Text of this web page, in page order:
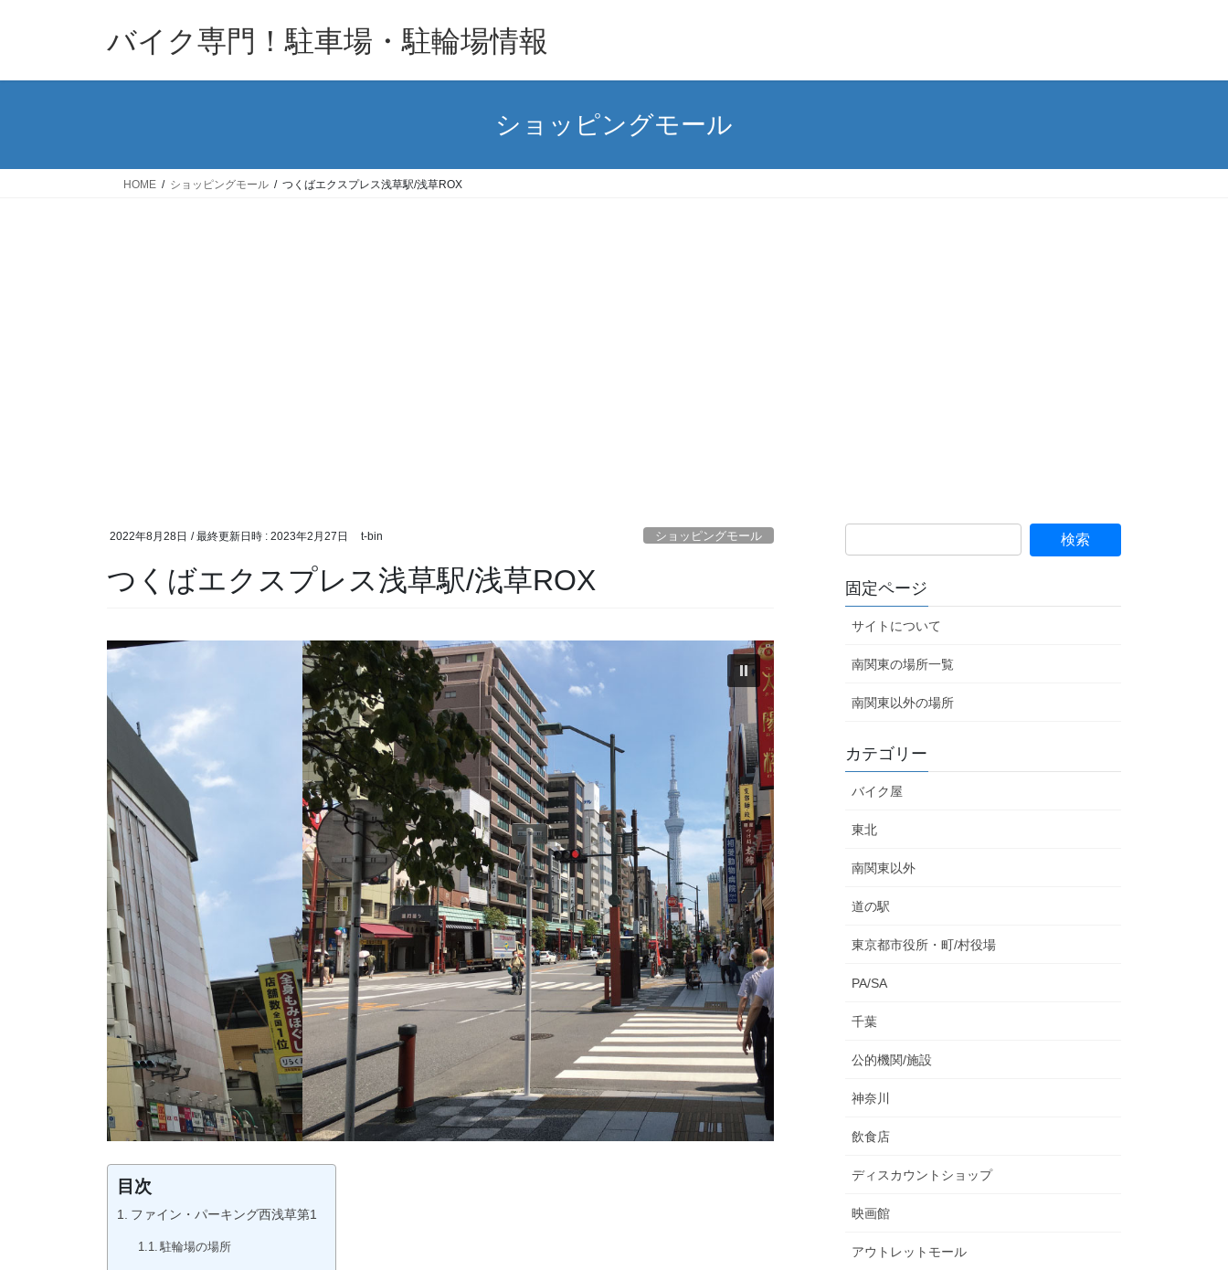
ン
キ
ー
に
バイク専門！駐車場・駐輪場情報
ショッピングモール
HOME ショッピングモール つくばエクスプレス浅草駅/浅草ROX
2022年8月28日 / 最終更新日時 : 2023年2月27日 t-bin ショッピングモール
つくばエクスプレス浅草駅/浅草ROX
目次
ファイン・パーキング西浅草第1
駐輪場の場所
固定ページ
サイトについて
南関東の場所一覧
南関東以外の場所
カテゴリー
バイク屋
東北
南関東以外
道の駅
東京都市役所・町/村役場
PA/SA
千葉
公的機関/施設
神奈川
飲食店
ディスカウントショップ
映画館
アウトレットモール